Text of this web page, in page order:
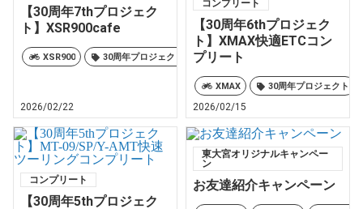
【30周年7thプロジェク
ト】XSR900cafe
XSR900 30周年プロジェクト YSP東大宮オリジナル
2026/02/22
コンプリート
【30周年6thプロジェク
ト】XMAX快適ETCコン
プリート
XMAX 30周年プロジェクト
2026/02/15
コンプリート
【30周年5thプロジェク
東大宮オリジナルキャンペー
ン
お友達紹介キャンペーン